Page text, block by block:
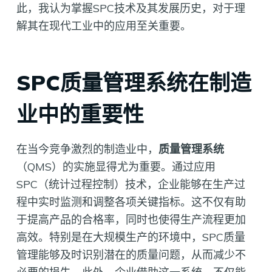
此，我认为掌握SPC技术及其发展历史，对于理
解其在现代工业中的应用至关重要。
SPC质量管理系统在制造
业中的重要性
在当今竞争激烈的制造业中， 质量管理系统
（QMS）的实施显得尤为重要。通过应用
SPC（统计过程控制）技术，企业能够在生产过
程中实时监测和调整各项关键指标。这不仅有助
于提高产品的合格率，同时也使得生产流程更加
高效。特别是在大规模生产的环境中，SPC质量
管理能够及时识别潜在的质量问题，从而减少不